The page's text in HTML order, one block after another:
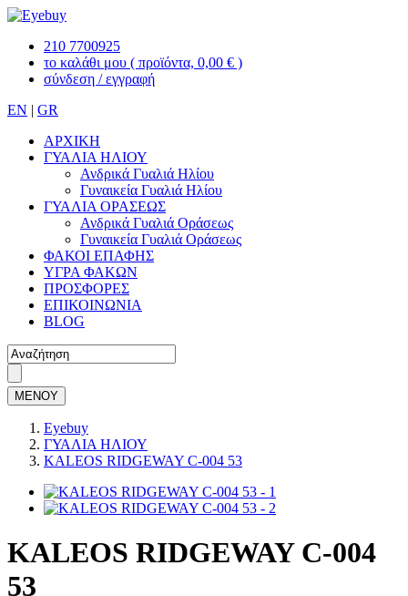
210 7700925
το καλάθι μου ( προϊόντα, 0,00 € )
σύνδεση / εγγραφή
EN | GR
ΑΡΧΙΚΗ
ΓΥΑΛΙΑ ΗΛΙΟΥ
Ανδρικά Γυαλιά Ηλίου
Γυναικεία Γυαλιά Ηλίου
ΓΥΑΛΙΑ ΟΡΑΣΕΩΣ
Ανδρικά Γυαλιά Οράσεως
Γυναικεία Γυαλιά Οράσεως
ΦΑΚΟΙ ΕΠΑΦΗΣ
ΥΓΡΑ ΦΑΚΩΝ
ΠΡΟΣΦΟΡΕΣ
ΕΠΙΚΟΙΝΩΝΙΑ
BLOG
ΜΕΝΟΥ
Eyebuy
ΓΥΑΛΙΑ ΗΛΙΟΥ
KALEOS RIDGEWAY C-004 53
KALEOS RIDGEWAY C-004
53